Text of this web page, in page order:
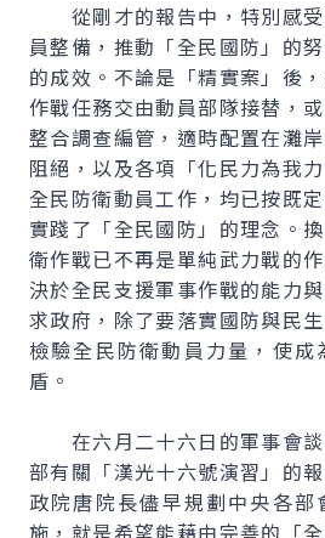
從剛才的報告中，特別感受
員整備，推動「全民國防」的
的成效。不論是「精實案」後
作戰任務交由動員部隊接替，
整合調查編管，適時配置在灘
阻絕，以及各項「化民力為我
全民防衛動員工作，均已按既
實踐了「全民國防」的理念。
衛作戰已不再是單純武力戰的
決於全民支援軍事作戰的能力
求政府，除了要落實國防與民
檢驗全民防衛動員力量，使
盾。
在六月二十六日的軍事會談
部有關「漢光十六號演習」的
政院唐院長儘早規劃中央各
施，就是希望能藉由完善的「